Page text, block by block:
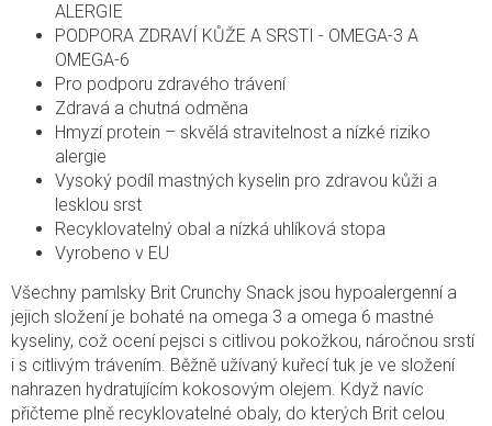
ALERGIE
PODPORA ZDRAVÍ KŮŽE A SRSTI - OMEGA-3 A
OMEGA-6
Pro podporu zdravého trávení
Zdravá a chutná odměna
Hmyzí protein – skvělá stravitelnost a nízké riziko
alergie
Vysoký podíl mastných kyselin pro zdravou kůži a
lesklou srst
Recyklovatelný obal a nízká uhlíková stopa
Vyrobeno v EU
Všechny pamlsky Brit Crunchy Snack jsou hypoalergenní a
jejich složení je bohaté na omega 3 a omega 6 mastné
kyseliny, což ocení pejsci s citlivou pokožkou, náročnou srstí
i s citlivým trávením. Běžně užívaný kuřecí tuk je ve složení
nahrazen hydratujícím kokosovým olejem. Když navíc
přičteme plně recyklovatelné obaly, do kterých Brit celou